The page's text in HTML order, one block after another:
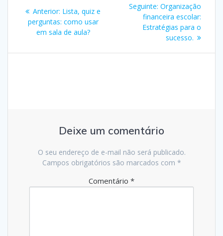
de
Post
Anterior: Post
anterior:
Lista, quiz e
perguntas: como usar
em sala de aula?
Seguinte: Post
seguinte:
Organização
financeira escolar:
Estratégias para o
sucesso.
Deixe um comentário
O seu endereço de e-mail não será publicado.
Campos obrigatórios são marcados com *
Comentário *